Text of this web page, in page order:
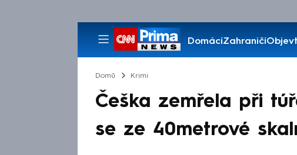
DomácíZahraničí
Pořady
Domů Krimi
Češka zemřela při
se ze 40metrové